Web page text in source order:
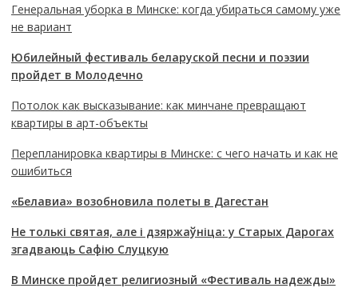
Генеральная уборка в Минске: когда убираться самому уже
не вариант
Юбилейный фестиваль беларуской песни и поэзии
пройдет в Молодечно
Потолок как высказывание: как минчане превращают
квартиры в арт-объекты
Перепланировка квартиры в Минске: с чего начать и как не
ошибиться
«Белавиа» возобновила полеты в Дагестан
Не толькі святая, але і дзяржаўніца: у Старых Дарогах
згадваюць Сафію Слуцкую
В Минске пройдет религиозный «Фестиваль надежды»